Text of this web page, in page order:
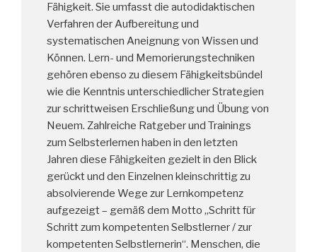
Fähigkeit. Sie umfasst die autodidaktischen
Verfahren der Aufbereitung und
systematischen Aneignung von Wissen und
Können. Lern- und Memorierungstechniken
gehören ebenso zu diesem Fähigkeitsbündel
wie die Kenntnis unterschiedlicher Strategien
zur schrittweisen Erschließung und Übung von
Neuem. Zahlreiche Ratgeber und Trainings
zum Selbsterlernen haben in den letzten
Jahren diese Fähigkeiten gezielt in den Blick
gerückt und den Einzelnen kleinschrittig zu
absolvierende Wege zur Lernkompetenz
aufgezeigt – gemäß dem Motto „Schritt für
Schritt zum kompetenten Selbstlerner / zur
kompetenten Selbstlernerin“. Menschen, die